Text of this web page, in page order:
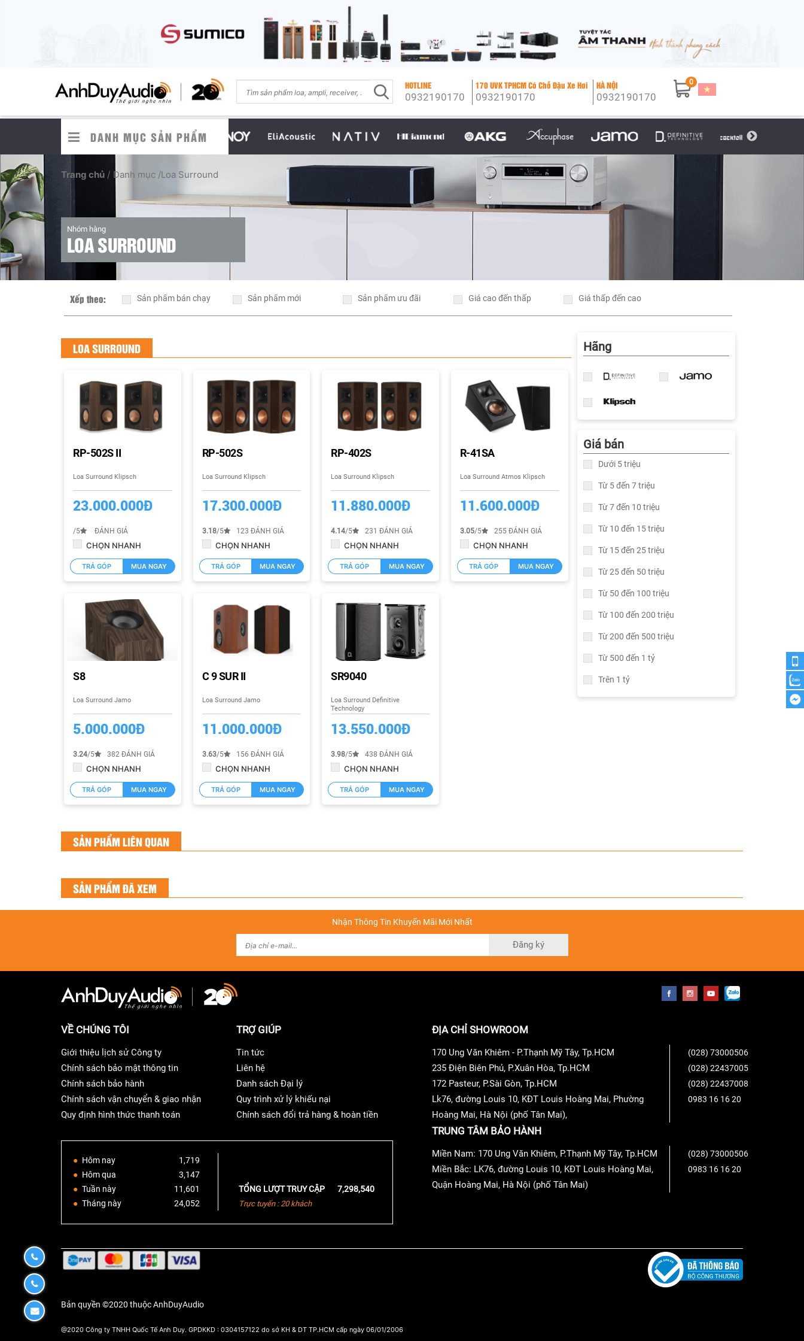
HOTLINE
0932190170
170 UVK TPHCM Có Chỗ Đậu Xe Hơi
0932190170
HÀ NỘI
0932190170
0
DANH MỤC SẢN PHẨM
Trang chủ / Danh mục /Loa Surround
Nhóm hàng
LOA SURROUND
Xếp theo: Sản phẩm bán chạy Sản phẩm mới Sản phẩm ưu đãi Giá cao đến thấp Giá thấp đến cao
LOA SURROUND
RP-502S II
Loa Surround Klipsch
23.000.000Đ
/5 ĐÁNH GIÁ
CHỌN NHANH
TRẢ GÓP MUA NGAY
RP-502S
Loa Surround Klipsch
17.300.000Đ
3.18/5 123 ĐÁNH GIÁ
CHỌN NHANH
TRẢ GÓP MUA NGAY
RP-402S
Loa Surround Klipsch
11.880.000Đ
4.14/5 231 ĐÁNH GIÁ
CHỌN NHANH
TRẢ GÓP MUA NGAY
R-41SA
Loa Surround Atmos Klipsch
11.600.000Đ
3.05/5 255 ĐÁNH GIÁ
CHỌN NHANH
TRẢ GÓP MUA NGAY
S8
Loa Surround Jamo
5.000.000Đ
3.24/5 382 ĐÁNH GIÁ
CHỌN NHANH
TRẢ GÓP MUA NGAY
C 9 SUR II
Loa Surround Jamo
11.000.000Đ
3.63/5 156 ĐÁNH GIÁ
CHỌN NHANH
TRẢ GÓP MUA NGAY
SR9040
Loa Surround Definitive
Technology
13.550.000Đ
3.98/5 438 ĐÁNH GIÁ
CHỌN NHANH
TRẢ GÓP MUA NGAY
Hãng
Giá bán
Dưới 5 triệu
Từ 5 đến 7 triệu
Từ 7 đến 10 triệu
Từ 10 đến 15 triệu
Từ 15 đến 25 triệu
Từ 25 đến 50 triệu
Từ 50 đến 100 triệu
Từ 100 đến 200 triệu
Từ 200 đến 500 triệu
Từ 500 đến 1 tỷ
Trên 1 tỷ
SẢN PHẨM LIÊN QUAN
SẢN PHẨM ĐÃ XEM
Nhận Thông Tin Khuyến Mãi Mới Nhất
Đăng ký
VỀ CHÚNG TÔI
Giới thiệu lịch sử Công ty
Chính sách bảo mật thông tin
Chính sách bảo hành
Chính sách vận chuyển & giao nhận
Quy định hình thức thanh toán
TRỢ GIÚP
Tin tức
Liên hệ
Danh sách Đại lý
Quy trình xử lý khiếu nại
Chính sách đổi trả hàng & hoàn tiền
Hôm nay
1,719
Hôm qua
3,147
Tuần này
11,601
Tháng này
24,052
TỔNG LƯỢT TRUY CẬP 7,298,540
Trực tuyến : 20 khách
ĐỊA CHỈ SHOWROOM
170 Ung Văn Khiêm - P.Thạnh Mỹ Tây, Tp.HCM
235 Điện Biên Phủ, P.Xuân Hòa, Tp.HCM
172 Pasteur, P.Sài Gòn, Tp.HCM
Lk76, đường Louis 10, KĐT Louis Hoàng Mai, Phường
Hoàng Mai, Hà Nội (phố Tân Mai),
(028) 73000506
(028) 22437005
(028) 22437008
0983 16 16 20
TRUNG TÂM BẢO HÀNH
Miền Nam: 170 Ung Văn Khiêm, P.Thạnh Mỹ Tây, Tp.HCM
Miền Bắc: LK76, đường Louis 10, KĐT Louis Hoàng Mai,
Quận Hoàng Mai, Hà Nội (phố Tân Mai)
(028) 73000506
0983 16 16 20
Bản quyền ©2020 thuộc AnhDuyAudio
@2020 Công ty TNHH Quốc Tế Anh Duy. GPDKKD : 0304157122 do sở KH & DT TP.HCM cấp ngày 06/01/2006
0932190170
0932190170
Đăng